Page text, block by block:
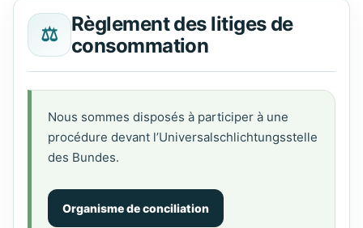
⚖
Règlement des litiges de
consommation
Nous sommes disposés à participer à une
procédure devant l’Universalschlichtungsstelle
des Bundes.
Organisme de conciliation